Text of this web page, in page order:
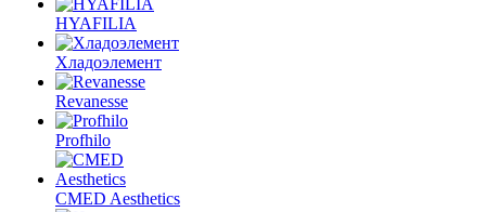
HYAFILIA
Хладоэлемент
Revanesse
Profhilo
CMED Aesthetics